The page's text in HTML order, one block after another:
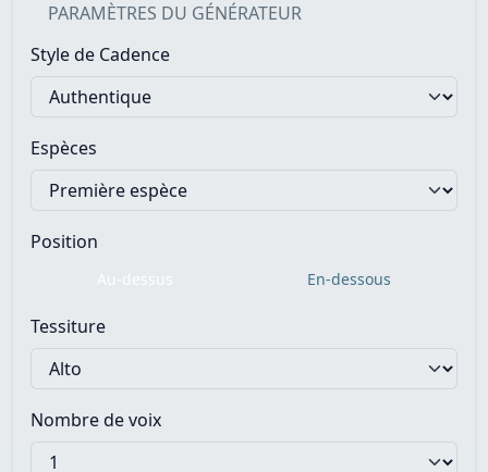
PARAMÈTRES DU GÉNÉRATEUR
Style de Cadence
Espèces
Position
Au-dessus En-dessous
Tessiture
Nombre de voix